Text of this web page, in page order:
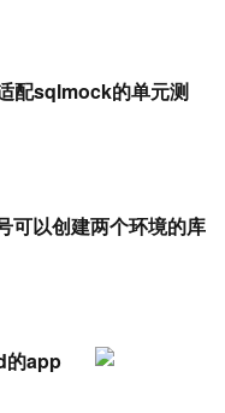
配sqlmock的单元测
可以创建两个环境的库
的app